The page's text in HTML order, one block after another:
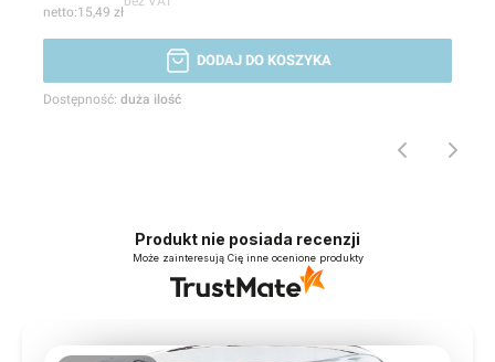
15,49 zł
DODAJ DO KOSZYKA
Dostępność: duża ilość
Produkt nie posiada recenzji
Może zainteresują Cię inne ocenione produkty